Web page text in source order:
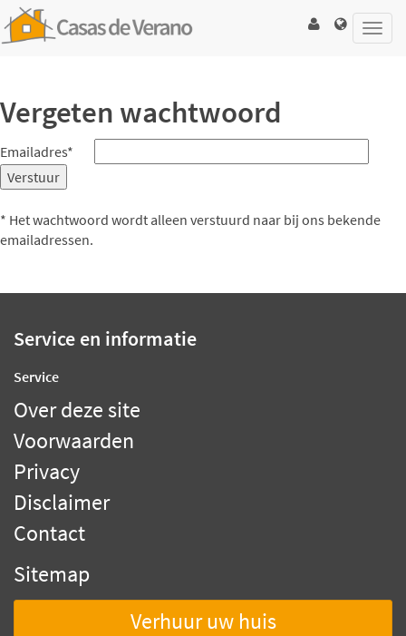
Vergeten wachtwoord
Emailadres*
* Het wachtwoord wordt alleen verstuurd naar bij ons bekende
emailadressen.
Service en informatie
Service
Over deze site
Voorwaarden
Privacy
Disclaimer
Contact
Sitemap
Verhuur uw huis